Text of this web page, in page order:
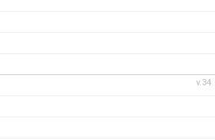
v.34